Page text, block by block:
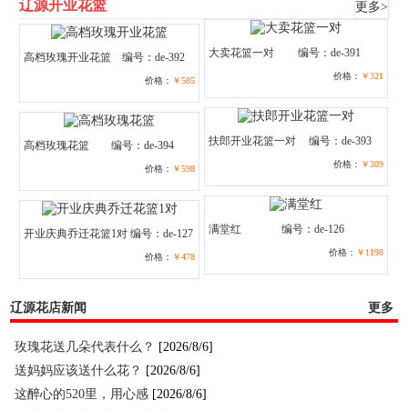
辽源开业花篮 更多>
高档玫瑰开业花篮 编号：de-392
价格： ￥585
大卖花篮一对 编号：de-391
价格： ￥321
高档玫瑰花篮 编号：de-394
价格： ￥598
扶郎开业花篮一对 编号：de-393
价格： ￥309
开业庆典乔迁花篮1对 编号：de-127
价格： ￥478
满堂红 编号：de-126
价格： ￥1198
辽源花店新闻 更多
玫瑰花送几朵代表什么？ [2026/8/6]
送妈妈应该送什么花？ [2026/8/6]
这醉心的520里，用心感 [2026/8/6]